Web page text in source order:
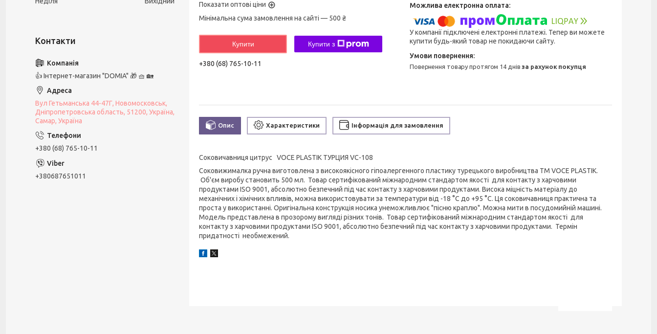
Показати оптові ціни
Мінімальна сума замовлення на сайті — 500 ₴
Купити Купити з
+380 (68) 765-10-11
У компанії підключені електронні платежі. Тепер ви можете
купити будь-який товар не покидаючи сайту.
повернення товару протягом 14 днівза рахунок покупця
Опис Характеристики Інформація для замовлення
Соковичавниця цитрус VOCE PLASTIK ТУРЦИЯ VC-108
Соковижималка ручна виготовлена з високоякісного гіпоалергенного пластику турецького виробництва ТМ VOCE PLASTIK.
Об'єм виробу становить 500 мл. Товар сертифікований міжнародним стандартом якості для контакту з харчовими
продуктами ISO 9001, абсолютно безпечний під час контакту з харчовими продуктами. Висока міцність матеріалу до
механічних і хімічних впливів, можна використовувати за температури від -18 °C до +95 °C. Ця соковичавниця практична та
проста у використанні. Оригінальна конструкція носика унеможливлює "пісню краплю". Можна мити в посудомийній машині.
Модель представлена в прозорому вигляді різних тонів. Товар сертифікований міжнародним стандартом якості для
контакту з харчовими продуктами ISO 9001, абсолютно безпечний під час контакту з харчовими продуктами. Термін
придатності необмежений.
👍 Iнтернет-магазин "DOMIA" 🎁 🧺 🏡
Вул Гетьманська 44-47Г, Новомосковськ,
Днiпропетровська область, 51200, Україна,
Самар, Україна
+380 (68) 765-10-11
+380687651011